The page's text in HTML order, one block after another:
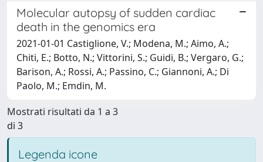
Molecular autopsy of sudden cardiac
death in the genomics era
2021-01-01 Castiglione, V.; Modena, M.; Aimo, A.;
Chiti, E.; Botto, N.; Vittorini, S.; Guidi, B.; Vergaro, G.;
Barison, A.; Rossi, A.; Passino, C.; Giannoni, A.; Di
Paolo, M.; Emdin, M.
Mostrati risultati da 1 a 3
di 3
Legenda icone